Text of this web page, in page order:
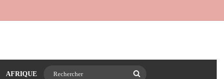
sur WhatsApp
latérale)
AFRIQUE